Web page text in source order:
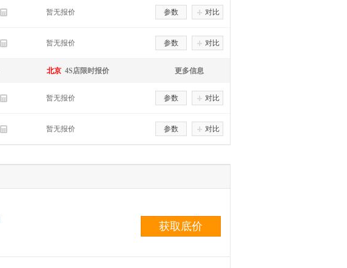
暂无报价 参数 对比
暂无报价 参数 对比
北京 4S店限时报价 更多信息
暂无报价 参数 对比
暂无报价 参数 对比
获取底价